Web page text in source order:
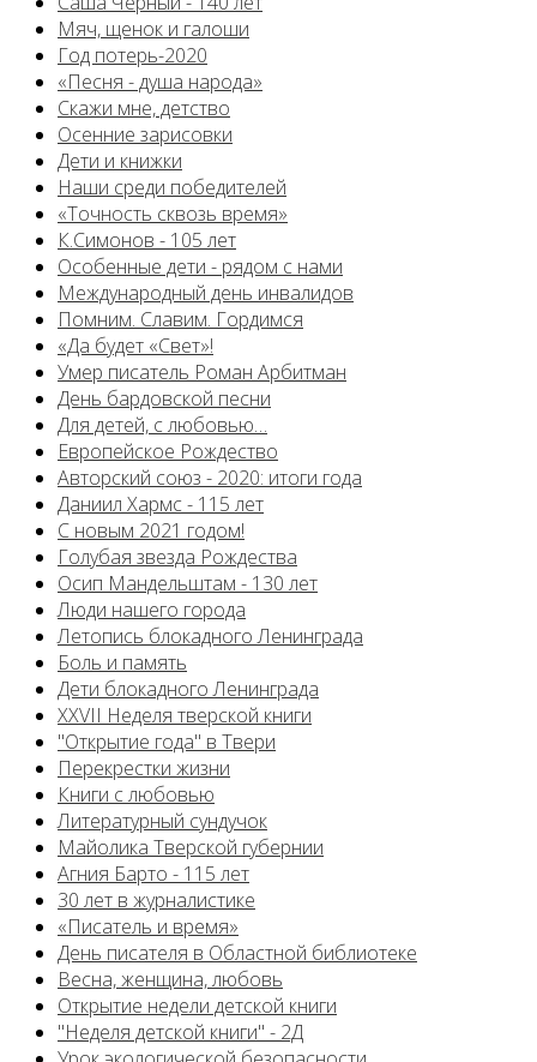
Мяч, щенок и галоши
Год потерь-2020
«Песня - душа народа»
Скажи мне, детство
Осенние зарисовки
Дети и книжки
Наши среди победителей
«Точность сквозь время»
К.Симонов - 105 лет
Особенные дети - рядом с нами
Международный день инвалидов
Помним. Славим. Гордимся
«Да будет «Свет»!
Умер писатель Роман Арбитман
День бардовской песни
Для детей, с любовью…
Европейскоe Рождество
Авторский союз - 2020: итоги года
Даниил Хармс - 115 лет
С новым 2021 годом!
Голубая звезда Рождества
Осип Мандельштам - 130 лет
Люди нашего города
Летопись блокадного Ленинграда
Боль и память
Дети блокадного Ленинграда
XXVII Неделя тверской книги
"Открытие года" в Твери
Перекрестки жизни
Книги с любовью
Литературный сундучок
Майолика Тверской губернии
Агния Барто - 115 лет
30 лет в журналистике
«Писатель и время»
День писателя в Областной библиотеке
Весна, женщина, любовь
Открытие недели детской книги
"Неделя детской книги" - 2Д